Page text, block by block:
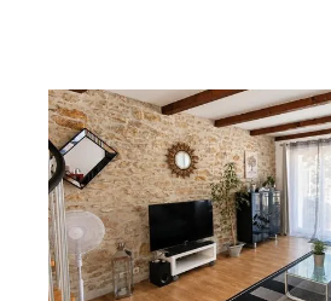
BAGNOLS SUR CEZE 30
80 m2, 3 pièces
Ref : 9235
Appartement à louer
690 €
par mois charges comprises